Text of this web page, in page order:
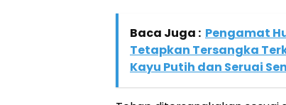
Baca Juga : Pengamat
Tetapkan Tersangka
Kayu Putih dan Seruai